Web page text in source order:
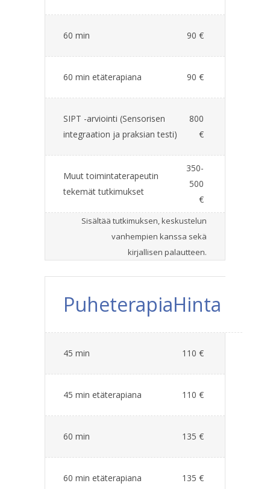
60 min 90 €
60 min etäterapiana 90 €
SIPT -arviointi (Sensorisen
integraation ja praksian testi)
800
€
Muut toimintaterapeutin
tekemät tutkimukset
350-
500
€
Sisältää tutkimuksen, keskustelun
vanhempien kanssa sekä
kirjallisen palautteen.
PuheterapiaHinta
45 min 110 €
45 min etäterapiana 110 €
60 min 135 €
60 min etäterapiana 135 €